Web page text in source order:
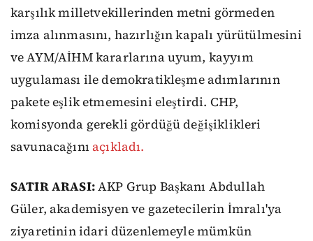
karşılık milletvekillerinden metni görmeden
imza alınmasını, hazırlığın kapalı yürütülmesini
ve AYM/AİHM kararlarına uyum, kayyım
uygulaması ile demokratikleşme adımlarının
pakete eşlik etmemesini eleştirdi. CHP,
komisyonda gerekli gördüğü değişiklikleri
savunacağını açıkladı.
SATIR ARASI:AKP Grup Başkanı Abdullah
Güler, akademisyen ve gazetecilerin İmralı'ya
ziyaretinin idari düzenlemeyle mümkün